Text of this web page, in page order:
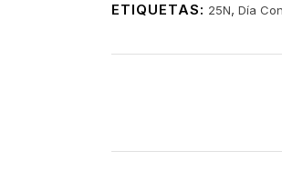
ETIQUETAS: 25N, Día